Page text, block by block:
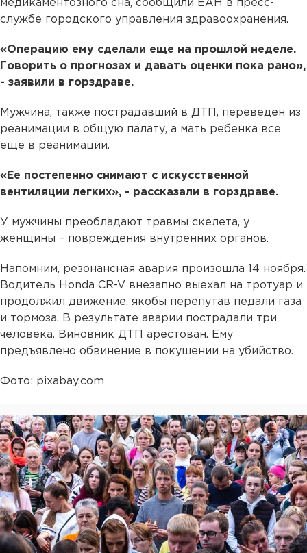
медикаментозного сна, сообщили ЕАН в пресс-
службе городского управления здравоохранения.
«Операцию ему сделали еще на прошлой неделе.
Говорить о прогнозах и давать оценки пока рано»,
- заявили в горздраве.
Мужчина, также пострадавший в ДТП, переведен из
реанимации в общую палату, а мать ребенка все
еще в реанимации.
«Ее постепенно снимают с искусственной
вентиляции легких», - рассказали в горздраве.
У мужчины преобладают травмы скелета, у
женщины – повреждения внутренних органов.
Напомним, резонансная авария произошла 14 ноября.
Водитель Honda CR-V внезапно выехал на тротуар и
продолжил движение, якобы перепутав педали газа
и тормоза. В результате аварии пострадали три
человека. Виновник ДТП арестован. Ему
предъявлено обвинение в покушении на убийство.
Фото: pixabay.com